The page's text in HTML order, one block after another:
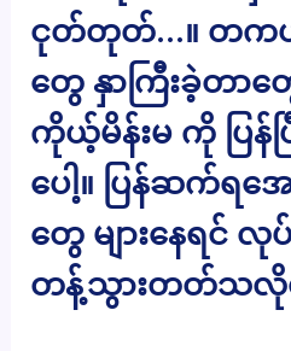
ငုတ်တုတ်…။ တကယ်
တွေ နှာကြီးခဲ့တာ
ကိုယ့်မိန်းမ ကို ပြန်
ပေါ့။ ပြန်ဆက်ရအ
တွေ များနေရင်
တန့်သွားတတ်သလိုပ